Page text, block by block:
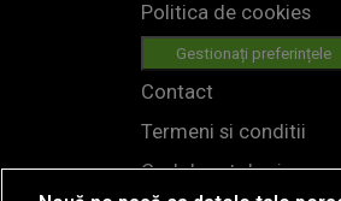
Politica de cookies
Gestionați preferințele
Contact
Termeni si conditii
Cod deontologic